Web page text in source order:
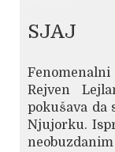
SJAJ
Rejven
pokušava da
Njujorku.